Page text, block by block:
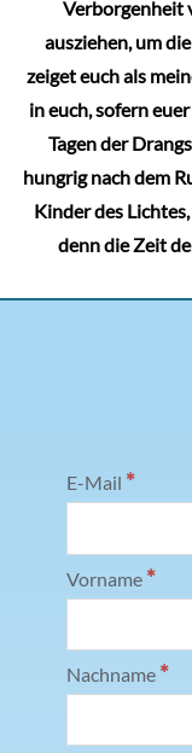
Verborgenheit
ausziehen, um
zeiget euch als
in euch, sofern
Tagen der
hungrig nach dem
Kinder des
denn die Zeit
E-Mail *
Vorname *
Nachname *